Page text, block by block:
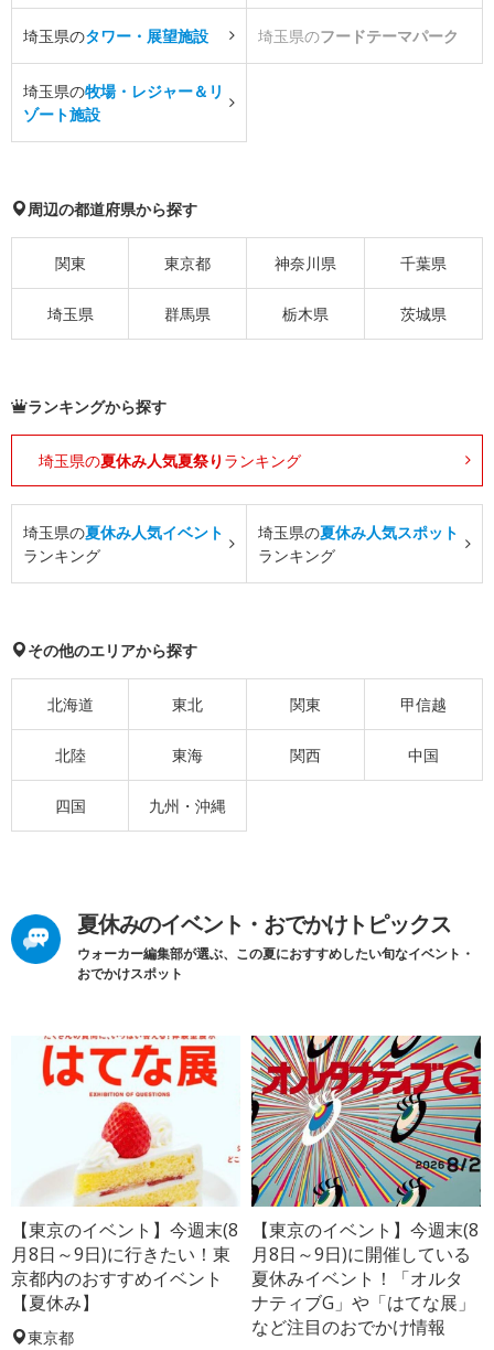
埼玉県のタワー・展望施設 埼玉県のフードテーマパーク
埼玉県の牧場・レジャー＆リ
ゾート施設
周辺の都道府県から探す
関東 東京都 神奈川県 千葉県
埼玉県 群馬県 栃木県 茨城県
ランキングから探す
埼玉県の夏休み人気夏祭り ランキング
埼玉県の夏休み人気イベント
ランキング
埼玉県の夏休み人気スポット
ランキング
その他のエリアから探す
北海道 東北 関東 甲信越
北陸 東海 関西 中国
四国 九州・沖縄
夏休みのイベント・おでかけトピックス
ウォーカー編集部が選ぶ、この夏におすすめしたい旬なイベント・
おでかけスポット
【東京のイベント】今週末(8
月8日～9日)に行きたい！東
京都内のおすすめイベント
【夏休み】
東京都
【東京のイベント】今週末(8
月8日～9日)に開催している
夏休みイベント！「オルタ
ナティブG」や「はてな展」
など注目のおでかけ情報